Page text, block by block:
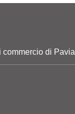
commercio di Pavia